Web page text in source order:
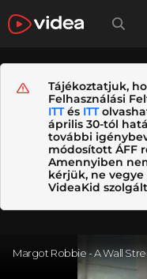
Tájékoztatjuk,
Felhasználási
ITTés ITT
április 30-tól
további
módosított ÁFF
Amennyiben
kérjük, ne
VideaKid